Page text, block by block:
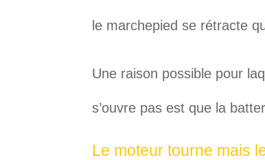
le marchepied se rétracte
Une raison possible pour
s’ouvre pas est que la
Le moteur tourne mais